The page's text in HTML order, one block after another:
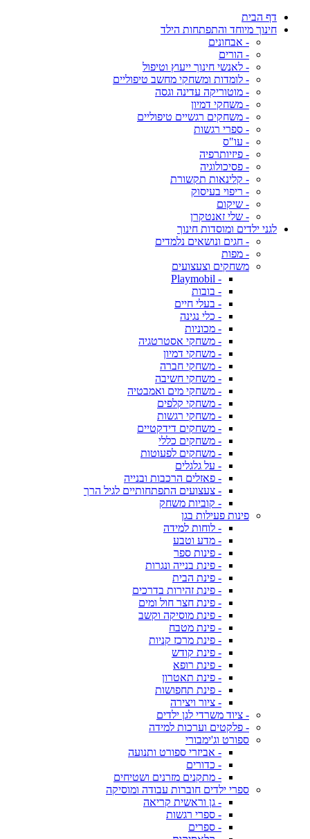
דף הבית
חינוך מיוחד והתפתחות הילד
- אבחונים
- הורים
- לאנשי חינוך ייעוץ וטיפול
- לומדות ומשחקי מחשב טיפוליים
- מוטוריקה עדינה וגסה
- משחקי דמיון
- משחקים רגשיים טיפוליים
- ספרי רגשות
- עו"ס
- פיזיותרפיה
- פסיכולוגיה
- קלינאות תקשורת
- ריפוי בעיסוק
- שיקום
- שלי זאנטקרן
לגני ילדים ומוסדות חינוך
- חגים ונושאים נלמדים
- מפות
משחקים וצעצועים
- Playmobil
- בובות
- בעלי חיים
- כלי נגינה
- מכוניות
- משחקי אסטרטגיה
- משחקי דמיון
- משחקי חברה
- משחקי חשיבה
- משחקי מים ואמבטיה
- משחקי קלפים
- משחקי רגשות
- משחקים דידקטיים
- משחקים כללי
- משחקים לפעוטות
- על גלגלים
- פאזלים הרכבות ובנייה
- צעצועים התפתחותיים לגיל הרך
- קוביות משחק
פינות פעילות בגן
- לוחות למידה
- מדע וטבע
- פינות ספר
- פינת בנייה ונגרות
- פינת הבית
- פינת זהירות בדרכים
- פינת חצר חול ומים
- פינת מוסיקה וקשב
- פינת מטבח
- פינת מרכז קניות
- פינת קודש
- פינת רופא
- פינת תאטרון
- פינת תחפושות
- ציור ויצירה
- ציוד משרדי לגן ילדים
- פלקטים וערכות למידה
ספורט וג'ימבורי
- אביזרי ספורט ותנועה
- כדורים
- מתקנים מזרנים ושטיחים
ספרי ילדים חוברות עבודה ומוסיקה
- גן וראשית קריאה
- ספרי רגשות
- ספרים